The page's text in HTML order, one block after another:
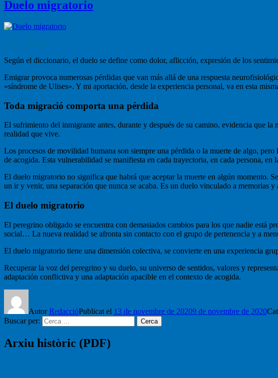
Duelo migratorio
Según el diccionario, el duelo se define como dolor, aflicción, expresión de los
Emigrar provoca numerosas pérdidas que van más allá de una respuesta
«síndrome de Ulises». Y mi aportación, desde la experiencia personal, va en esta
Toda migració comporta una pérdida
El sufrimiento del inmigrante antes, durante y después de su camino, evidencia que
realidad que vive.
Los procesos de movilidad humana son siempre una pérdida o la muerte de algo,
de acogida. Esta vulnerabilidad se manifiesta en cada trayectoria, en cada persona,
El duelo migratorio no significa que habrá que aceptar la muerte en algún momento.
un ir y venir, una separación que nunca se acaba. Es un duelo vinculado a memorias
El duelo migratorio
El peregrino obligado se encuentra con demasiados cambios para los que nadie está
social… La nueva realidad se afronta sin contacto con el grupo de pertenencia y a
El duelo migratorio tiene una dimensión colectiva, se convierte en una experiencia
Recuperar la voz del peregrino y su duelo, su universo de sentidos, valores y
adaptación conflictiva y una adaptación apacible en el contexto de acogida.
AutorRedaccióPublicat el 13 de novembre de 20209 de novembre de 2020
Buscar per:
Cerca
Arxiu històric (PDF)